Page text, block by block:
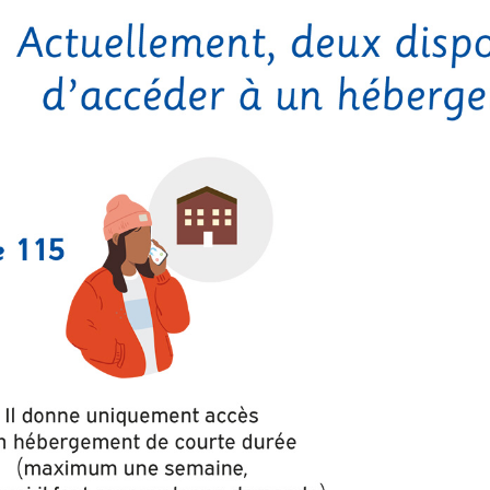
en marge des
sportifs
Information aux personnes exilées.